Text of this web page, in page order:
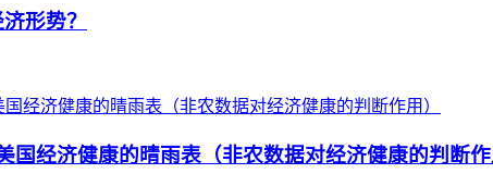
形势？
国经济健康的晴雨表（非农数据对经济健康的判断